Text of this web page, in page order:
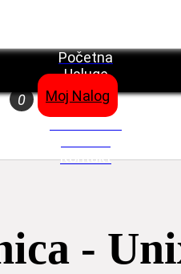
0 Moj Nalog
Početna
Usluge
Blog
Kontakt
-